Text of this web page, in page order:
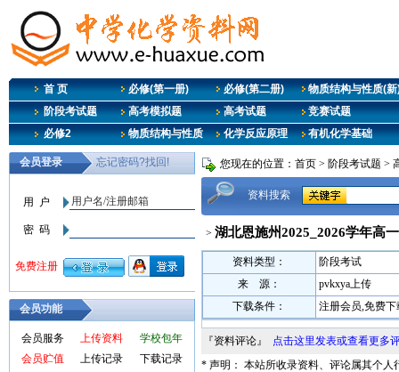
首 页 必修(第一册) 必修(第二册)
物质结构与性质(新
阶段考试题
高考模拟题 高考试题
竞赛试题
必修2
物质结构与性质 化学反应原理 有机化学基础
会员功能
会员服务 上传资料
学校包年
会员贮值
上传记录
下载记录
您现在的位置： 首页 > 阶段考试题 >
资料搜索
> 湖北恩施州2025_2026学年高
资料类型：
阶段考试
来 源：
pvkxya上传
下载条件：
注册会员,免费下
『资料评论』 点击这里发表或查看更多
* 声明： 本站所收录资料、评论属其个人